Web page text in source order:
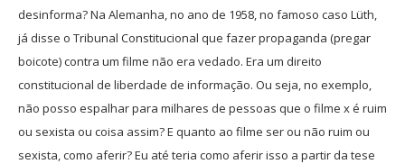
desinforma? Na Alemanha, no ano de 1958, no famoso caso Lüth,
já disse o Tribunal Constitucional que fazer propaganda (pregar
boicote) contra um filme não era vedado. Era um direito
constitucional de liberdade de informação. Ou seja, no exemplo,
não posso espalhar para milhares de pessoas que o filme x é ruim
ou sexista ou coisa assim? E quanto ao filme ser ou não ruim ou
sexista, como aferir? Eu até teria como aferir isso a partir da tese